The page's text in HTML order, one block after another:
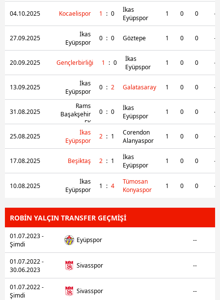
kullanılmaktadır. Diğer çerezler, sitemizin daha işlevsel
kılınması ve kişiselleştirilmesi ve sizlere yönelik
reklam/pazarlama faaliyetlerinin yapılması, amaçlarıyla
sınırlı olarak açık rızanız dahilinde kullanılacaktır.
Çerezlere ilişkin tercihlerinizi aşağıda yer alan panel
vasıtasıyla belirleyebilirsiniz. Çerezlere ilişkin detaylı bilgi
için Ayarlar butonuna tıklayabilir, Çerez Bilgilendirme
ziyaret edebilirsiniz.
6698 sayılı Kişisel Verilerin Korunması Kanunu uyarınca
hazırlanmış Aydınlatma Metnimizi okumak ve sitemizde
ilgili mevzuata uygun olarak kullanılan çerezlerle ilgili bilgi
04.10.2025 Kocaelispor 1 : 0
İkas
Eyüpspor
1 0 0 -
27.09.2025
İkas
Eyüpspor
0 : 0 Göztepe 1 0 0 -
20.09.2025 Gençlerbirliği 1 : 0
İkas
Eyüpspor
1 0 0 -
13.09.2025
İkas
Eyüpspor
0 : 2 Galatasaray 1 0 0 -
31.08.2025
Rams
Başakşehir
FK
0 : 0
İkas
Eyüpspor
1 0 0 -
25.08.2025
İkas
Eyüpspor
2 : 1
Corendon
Alanyaspor
1 0 0 -
17.08.2025 Beşiktaş 2 : 1
İkas
Eyüpspor
1 0 0 -
10.08.2025
İkas
Eyüpspor
1 : 4
Tümosan
Konyaspor
1 0 0 -
ROBİN YALÇIN TRANSFER GEÇMİŞİ
01.07.2023 -
Şimdi
Eyüpspor --
01.07.2022 -
30.06.2023
Sivasspor --
01.07.2022 -
Şimdi
Sivasspor --